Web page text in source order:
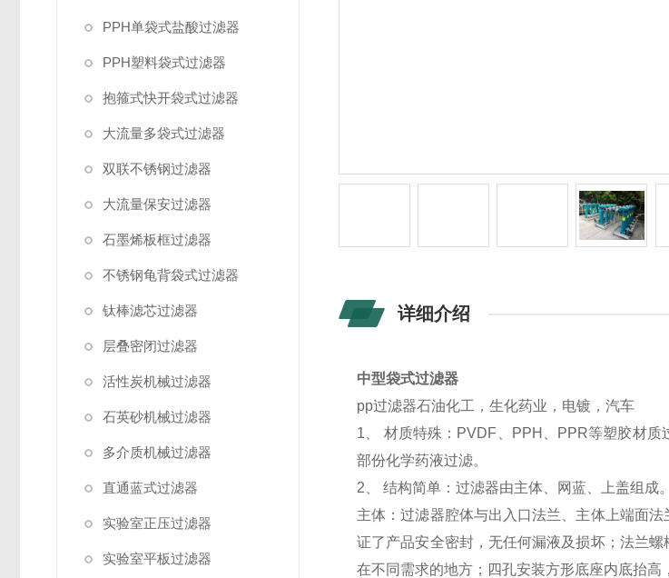
PPH单袋式盐酸过滤器
PPH塑料袋式过滤器
抱箍式快开袋式过滤器
大流量多袋式过滤器
双联不锈钢过滤器
大流量保安过滤器
石墨烯板框过滤器
不锈钢龟背袋式过滤器
钛棒滤芯过滤器
层叠密闭过滤器
活性炭机械过滤器
石英砂机械过滤器
多介质机械过滤器
直通蓝式过滤器
实验室正压过滤器
实验室平板过滤器
详细介绍
中型袋式过滤器
pp过滤器石油化工，生化药业，电镀，汽车
1、 材质特殊：PVDF、PPH、PPR等塑胶材
部份化学药液过滤。
2、 结构简单：过滤器由主体、网蓝、上盖组成。
主体：过滤器腔体与出入口法兰、主体上端面
证了产品安全密封，无任何漏液及损坏；法兰
在不同需求的地方；四孔安装方形底座内底抬高